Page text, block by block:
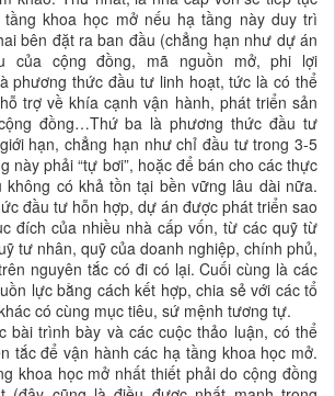
khoa học mở nếu hạ tầng này duy trì
bên đặt ra ban đầu (chẳng hạn như dự án
của cộng đồng, mã nguồn mở, phi lợi
phương thức đầu tư linh hoạt, tức là có thể
trợ về khía cạnh vận hành, phát triển sản
đồng…Thứ ba là phương thức đầu tư
hạn, chẳng hạn như chỉ đầu tư trong 3-5
này phải “tự bơi”, hoặc để bán cho các thực
không có khả tồn tại bền vững lâu dài nữa.
đầu tư hỗn hợp, dự án được phát triển sao
đích của nhiều nhà cấp vốn, từ các quỹ từ
tư nhân, quỹ của doanh nghiệp, chính phủ,
nguyên tắc có đi có lại. Cuối cùng là các
lực bằng cách kết hợp, chia sẻ với các tổ
có cùng mục tiêu, sứ mệnh tương tự.
bài trình bày và các cuộc thảo luận, có thể
tắc để vận hành các hạ tầng khoa học mở.
khoa học mở nhất thiết phải do cộng đồng